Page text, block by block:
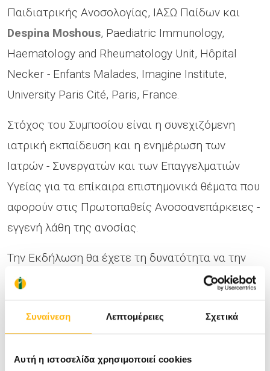
Συναίνεση Λεπτομέρειες Σχετικά
Αυτή η ιστοσελίδα χρησιμοποιεί cookies
Παιδιατρικής Ανοσολογίας, ΙΑΣΩ Παίδων και
Despina Moshous, Paediatric Immunology,
Haematology and Rheumatology Unit, Hôpital
Necker - Enfants Malades, Imagine Institute,
University Paris Cité, Paris, France.
Στόχος του Συμποσίου είναι η συνεχιζόμενη
ιατρική εκπαίδευση και η ενημέρωση των
Ιατρών - Συνεργατών και των Επαγγελματιών
Υγείας για τα επίκαιρα επιστημονικά θέματα που
αφορούν στις Πρωτοπαθείς Ανοσοανεπάρκειες -
εγγενή λάθη της ανοσίας.
Την Εκδήλωση θα έχετε τη δυνατότητα να την
παρακολουθήσετε με φυσική παρουσία με την
επίδειξη του Πιστοποιητικού Εμβολιασμού και
μέσω Live Streaming στο ακόλουθο link: